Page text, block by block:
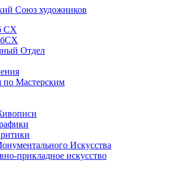
СХ
Отдел
по Мастерским
Искусства
прикладное искусство